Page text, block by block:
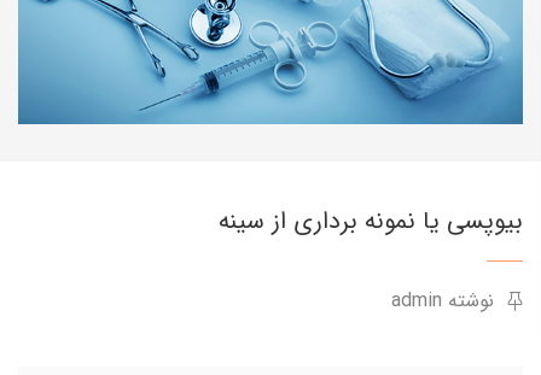
بیوپسی یا نمونه برداری از سینه
نوشته admin